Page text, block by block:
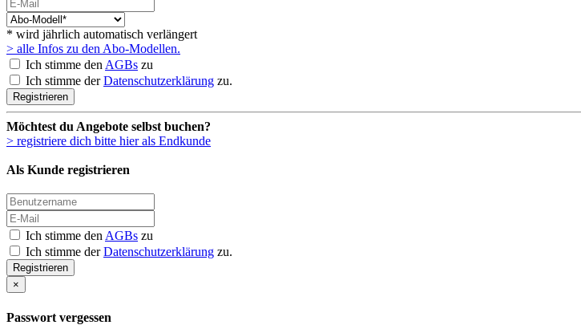
* wird jährlich automatisch verlängert
> alle Infos zu den Abo-Modellen.
Ich stimme denAGBs zu
Ich stimme derDatenschutzerklärung zu.
Registrieren
Möchtest du Angebote selbst buchen?
> registriere dich bitte hier als Endkunde
Als Kunde registrieren
Ich stimme den AGBs zu
Ich stimme derDatenschutzerklärung zu.
Registrieren
×
Passwort vergessen